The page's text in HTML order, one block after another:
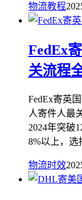
物流教程
FedEx
关流程
FedEx寄英
人寄件人最
2024年突破
8%以上，选
物流时效